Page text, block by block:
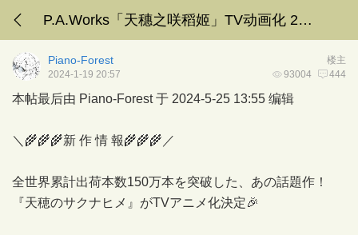
P.A.Works「天穗之咲稻姬」TV动画化 2024年7月
楼主
Piano-Forest
93004 444
2024-1-19 20:57
本帖最后由 Piano-Forest 于 2024-5-25 13:55 编辑
＼🌾🌾🌾新 作 情 報🌾🌾🌾／
全世界累計出荷本数150万本を突破した、あの話題作！
『天穂のサクナヒメ』がTVアニメ化決定🎉